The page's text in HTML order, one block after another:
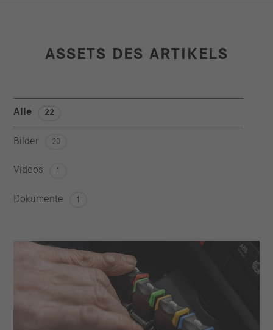
ASSETS DES ARTIKELS
Alle 22
Bilder 20
Videos 1
Dokumente 1